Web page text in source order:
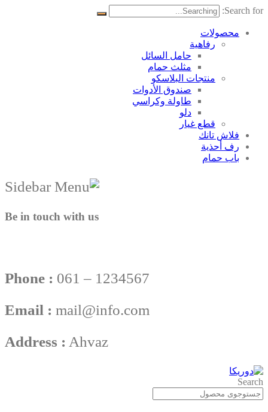
Search for:
محصولات
رفاهية
حامل السائل
مثلث حمام
منتجات البلاسکو
صندوق الأدوات
طاولة وكراسي
دلو
قطع غيار
فلاش تانك
رف أحذية
باب حمام
Be in touch with us
Phone : 061 – 1234567
Email : mail@info.com
Address : Ahvaz
Search